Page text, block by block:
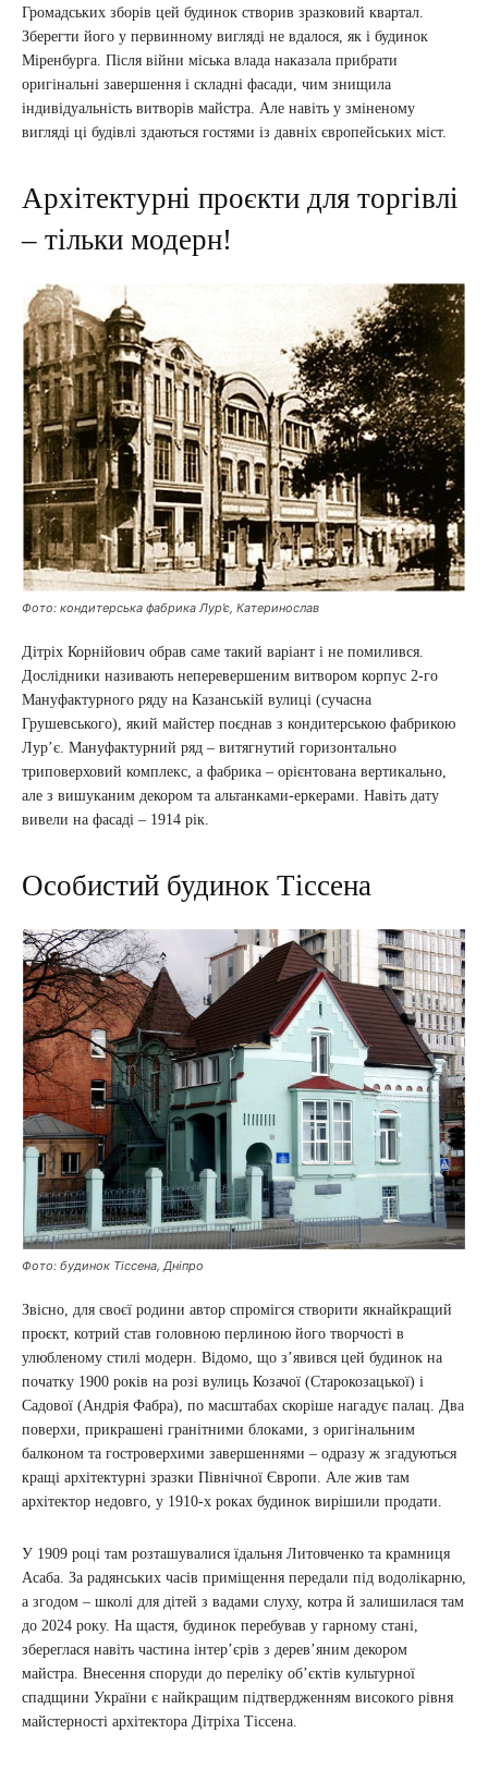
Громадських зборів цей будинок створив зразковий квартал.
Зберегти його у первинному вигляді не вдалося, як і будинок
Міренбурга. Після війни міська влада наказала прибрати
оригінальні завершення і складні фасади, чим знищила
індивідуальність витворів майстра. Але навіть у зміненому
вигляді ці будівлі здаються гостями із давніх європейських міст.
Архітектурні проєкти для торгівлі
– тільки модерн!
Фото: кондитерська фабрика Лур’є, Катеринослав
Дітріх Корнійович обрав саме такий варіант і не помилився.
Дослідники називають неперевершеним витвором корпус 2-го
Мануфактурного ряду на Казанській вулиці (сучасна
Грушевського), який майстер поєднав з кондитерською фабрикою
Лур’є. Мануфактурний ряд – витягнутий горизонтально
триповерховий комплекс, а фабрика – орієнтована вертикально,
але з вишуканим декором та альтанками-еркерами. Навіть дату
вивели на фасаді – 1914 рік.
Особистий будинок Тіссена
Фото: будинок Тіссена, Дніпро
Звісно, для своєї родини автор спромігся створити якнайкращий
проєкт, котрий став головною перлиною його творчості в
улюбленому стилі модерн. Відомо, що з’явився цей будинок на
початку 1900 років на розі вулиць Козачої (Старокозацької) і
Садової (Андрія Фабра), по масштабах скоріше нагадує палац. Два
поверхи, прикрашені гранітними блоками, з оригінальним
балконом та гостроверхими завершеннями – одразу ж згадуються
кращі архітектурні зразки Північної Європи. Але жив там
архітектор недовго, у 1910-х роках будинок вирішили продати.
У 1909 році там розташувалися їдальня Литовченко та крамниця
Асаба. За радянських часів приміщення передали під водолікарню,
а згодом – школі для дітей з вадами слуху, котра й залишилася там
до 2024 року. На щастя, будинок перебував у гарному стані,
збереглася навіть частина інтер’єрів з дерев’яним декором
майстра. Внесення споруди до переліку об’єктів культурної
спадщини України є найкращим підтвердженням високого рівня
майстерності архітектора Дітріха Тіссена.